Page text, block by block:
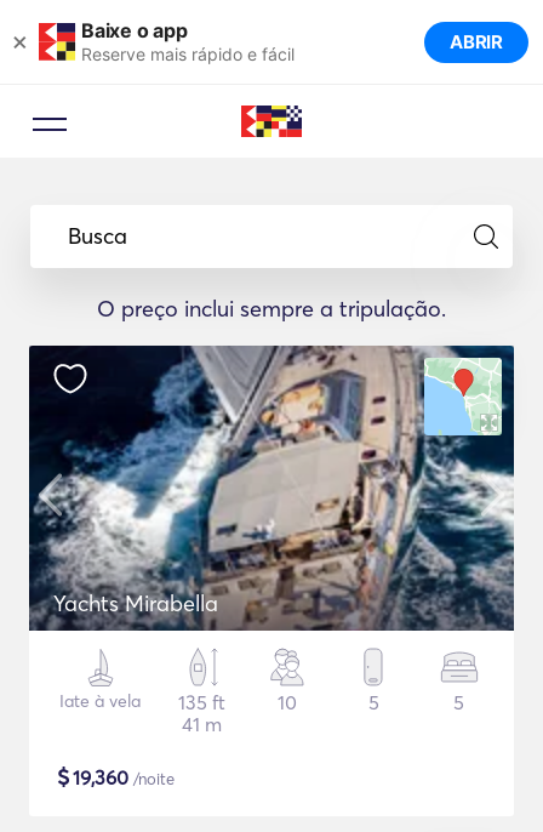
× Baixe o app
Reserve mais rápido e fácil ABRIR
Busca
O preço inclui sempre a tripulação.
Yachts Mirabella
Iate à vela
135 ft
41 m
10 5 5
$19,360 /noite